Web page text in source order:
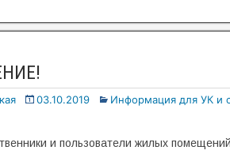
03.10.2019 Информация для УК и
и пользователи жилых